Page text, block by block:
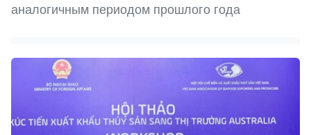
аналогичным периодом прошлого года